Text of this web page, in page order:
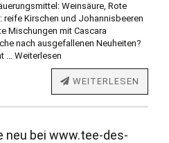
Weinsäure, Rote
reife Kirschen und Johannisbeeren
Mischungen mit Cascara
nach ausgefallenen Neuheiten?
… Weiterlesen
WEITERLESEN
neu bei www.tee-des-